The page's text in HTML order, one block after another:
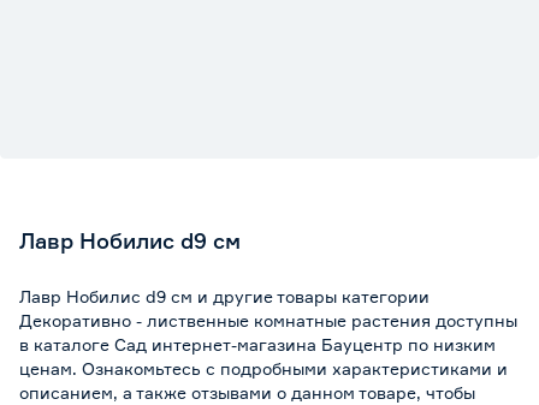
Лавр Нобилис d9 см
Лавр Нобилис d9 см и другие товары категории
Декоративно - лиственные комнатные растения доступны
в каталоге Сад интернет-магазина Бауцентр по низким
ценам. Ознакомьтесь с подробными характеристиками и
описанием, а также отзывами о данном товаре, чтобы